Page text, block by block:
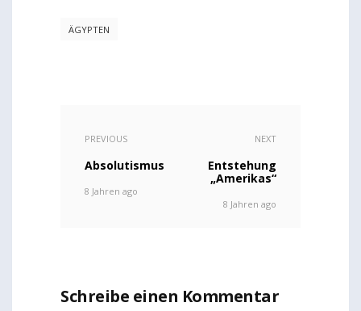
ÄGYPTEN
PREVIOUS
Absolutismus
8 Jahren ago
NEXT
Entstehung
„Amerikas“
8 Jahren ago
Schreibe einen Kommentar